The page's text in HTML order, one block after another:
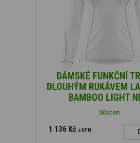
DÁMSKÉ FUNKČNÍ
DLOUHÝM RUKÁVEM
BAMBOO LIGHT
Skladem
1 136 Kč s DPH